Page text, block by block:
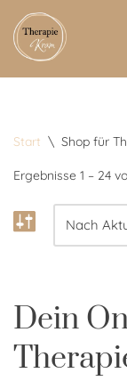
Zum
Start \ Shop für
Ergebnisse 1 – 24
Dein